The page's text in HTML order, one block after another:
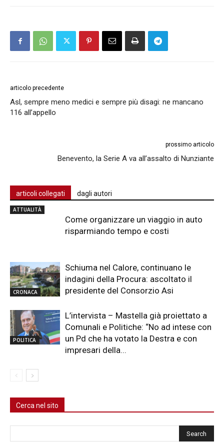
articolo precedente
Asl, sempre meno medici e sempre più disagi: ne mancano
116 all’appello
prossimo articolo
Benevento, la Serie A va all’assalto di Nunziante
articoli collegati dagli autori
ATTUALITÀ
Come organizzare un viaggio in auto
risparmiando tempo e costi
CRONACA
Schiuma nel Calore, continuano le
indagini della Procura: ascoltato il
presidente del Consorzio Asi
POLITICA
L’intervista – Mastella già proiettato a
Comunali e Politiche: “No ad intese con
un Pd che ha votato la Destra e con
impresari della...
Cerca nel sito